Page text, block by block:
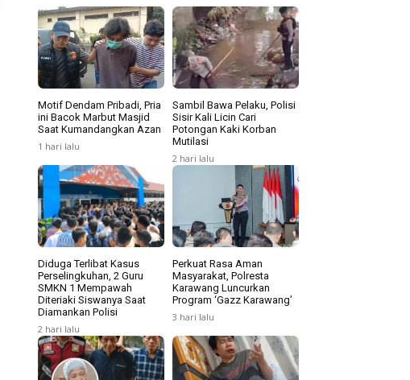
Motif Dendam Pribadi, Pria
ini Bacok Marbut Masjid
Saat Kumandangkan Azan
1 hari lalu
Sambil Bawa Pelaku, Polisi
Sisir Kali Licin Cari
Potongan Kaki Korban
Mutilasi
2 hari lalu
Diduga Terlibat Kasus
Perselingkuhan, 2 Guru
SMKN 1 Mempawah
Diteriaki Siswanya Saat
Diamankan Polisi
2 hari lalu
Perkuat Rasa Aman
Masyarakat, Polresta
Karawang Luncurkan
Program ‘Gazz Karawang’
3 hari lalu